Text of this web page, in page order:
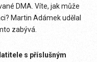
DMA. Víte, jak může
Martin Adámek udělal
zabývá.
s příslušným